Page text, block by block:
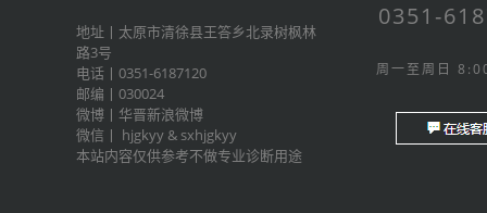
地址丨太原市清徐县王答乡北录树枫林
路3号
电话丨0351-6187120
邮编丨030024
微博丨 华晋新浪微博
微信丨 hjgkyy & sxhjgkyy
本站内容仅供参考不做专业诊断用途
0351-
周一至周日